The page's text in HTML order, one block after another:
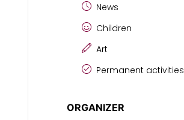
News
Children
Art
Permanent activities
ORGANIZER